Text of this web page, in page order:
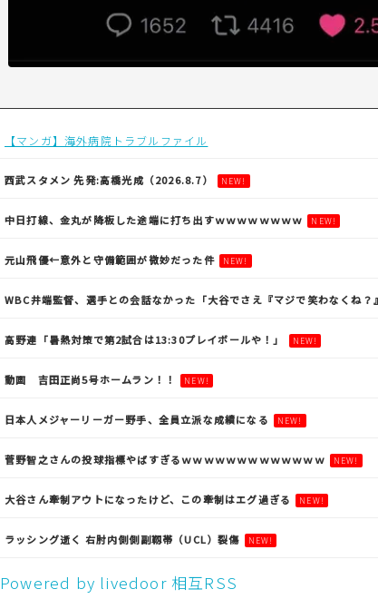
【マンガ】海外病院トラブルファイル
西武スタメン 先発:高橋光成（2026.8.7） NEW!
中日打線、金丸が降板した途端に打ち出すｗｗｗｗｗｗｗｗ NEW!
元山飛優←意外と守備範囲が微妙だった件 NEW!
WBC井端監督、選手との会話なかった「大谷でさえ『マジで笑わなくね？
高野連「暑熱対策で第2試合は13:30プレイボールや！」 NEW!
動画 吉田正尚5号ホームラン！！ NEW!
日本人メジャーリーガー野手、全員立派な成績になる NEW!
菅野智之さんの投球指標やばすぎるｗｗｗｗｗｗｗｗｗｗｗｗｗ NEW!
大谷さん牽制アウトになったけど、この牽制はエグ過ぎる NEW!
ラッシング逝く 右肘内側側副靱帯（UCL）裂傷 NEW!
Powered by livedoor 相互RSS